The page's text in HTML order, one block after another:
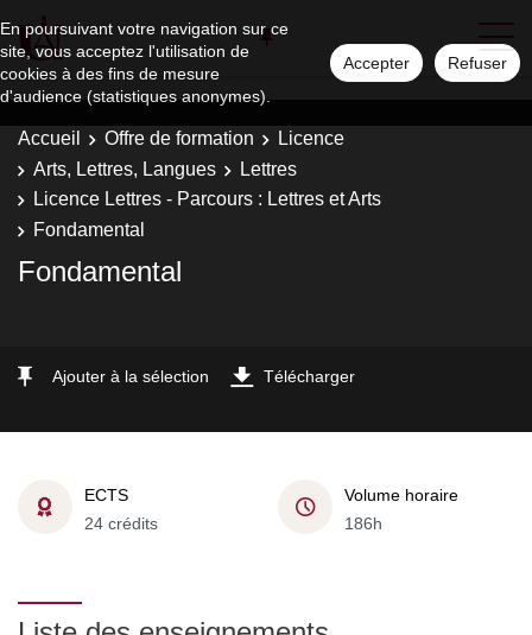
En poursuivant votre navigation sur ce
site, vous acceptez l'utilisation de
cookies à des fins de mesure
d'audience (statistiques anonymes).
Accepter Refuser
Accueil Offre de formation
Licence
Arts, Lettres, Langues
Lettres
Licence Lettres - Parcours : Lettres et Arts
Fondamental
Fondamental
Ajouter à la sélection Télécharger
ECTS
24 crédits
Volume horaire
186h